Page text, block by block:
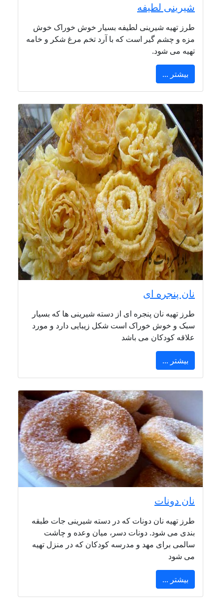
شیرینی لطیفه
طرز تهیه شیرینی لطیفه بسیار خوش خوراک خوش
مزه و چشم گیر است که با آرد تخم مرغ شکر و خامه
تهیه می شود.
بیشتر ...
نان پنجره ای
طرز تهیه نان پنجره ای از دسته شیرینی ها که بسیار
سبک و خوش خوراک است شکل زیبایی دارد و مورد
علاقه کودکان می باشد
بیشتر ...
نان دونات
طرز تهیه نان دونات که در دسته شیرینی جات طبقه
بندی می شود. دونات دسر، میان وعده و چاشت
سالمی برای مهد و مدرسه کودکان که در منزل تهیه
می شود
بیشتر ...